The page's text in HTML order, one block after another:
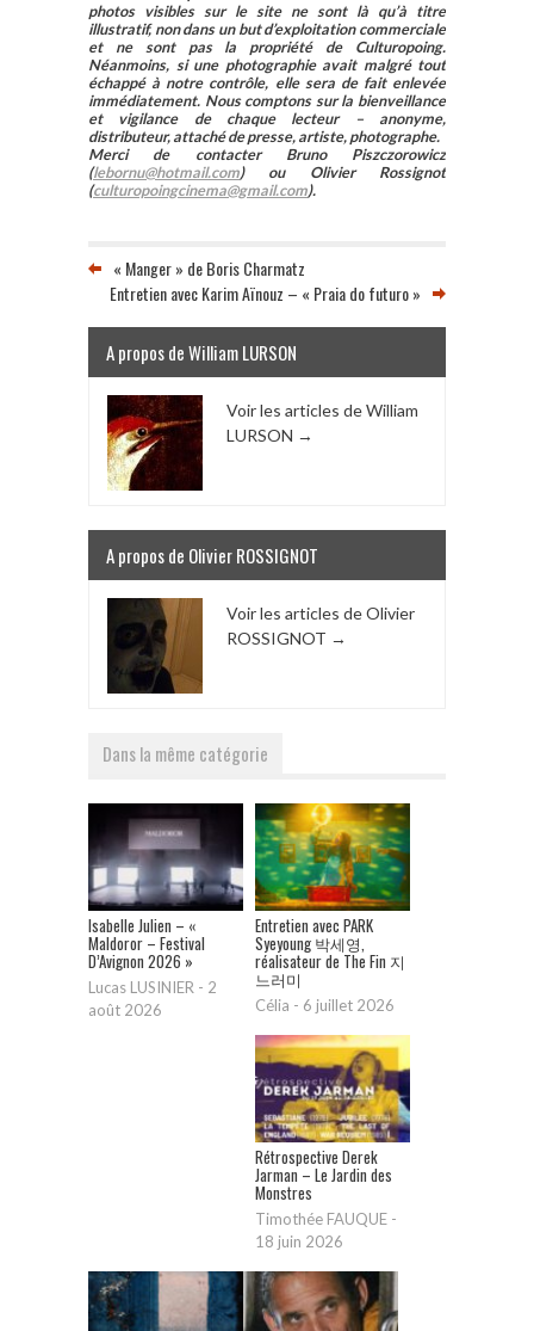
photos visibles sur le site ne sont là qu’à titre
illustratif, non dans un but d’exploitation commerciale
et ne sont pas la propriété de Culturopoing.
Néanmoins, si une photographie avait malgré tout
échappé à notre contrôle, elle sera de fait enlevée
immédiatement. Nous comptons sur la bienveillance
et vigilance de chaque lecteur – anonyme,
distributeur, attaché de presse, artiste, photographe.
Merci de contacter Bruno Piszczorowicz
(lebornu@hotmail.com) ou Olivier Rossignot
(culturopoingcinema@gmail.com).
« Manger » de Boris Charmatz
Entretien avec Karim Aïnouz – « Praia do futuro »
A propos de William LURSON
Voir les articles de William
LURSON →
A propos de Olivier ROSSIGNOT
Voir les articles de Olivier
ROSSIGNOT →
Dans la même catégorie
Isabelle Julien – «
Maldoror – Festival
D’Avignon 2026 »
Lucas LUSINIER - 2
août 2026
Entretien avec PARK
Syeyoung 박세영,
réalisateur de The Fin 지
느러미
Célia - 6 juillet 2026
Rétrospective Derek
Jarman – Le Jardin des
Monstres
Timothée FAUQUE -
18 juin 2026